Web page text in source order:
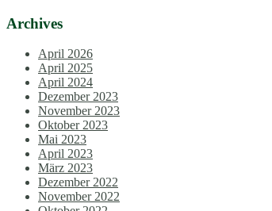
Archives
April 2026
April 2025
April 2024
Dezember 2023
November 2023
Oktober 2023
Mai 2023
April 2023
März 2023
Dezember 2022
November 2022